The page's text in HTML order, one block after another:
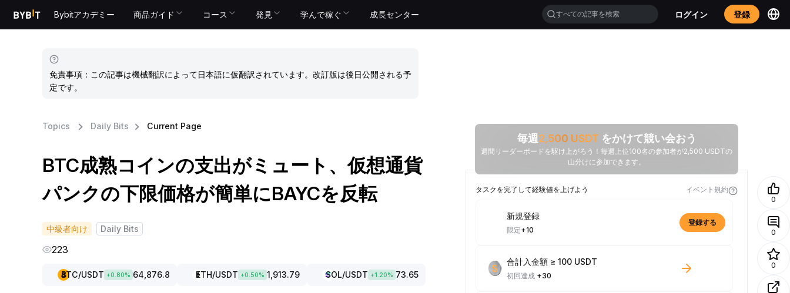
Bybitアカデミー 商品ガイド コース 発見 学んで稼ぐ 成長センター ログイン 登録
免責事項：この記事は機械翻訳によって日本語に仮翻訳されています。改訂版は後日公開される予
定です。
Topics Daily Bits Current Page
BTC成熟コインの支出がミュート、仮想通貨
パンクの下限価格が簡単にBAYCを反転
中級者向け Daily Bits
223
BTC/USDT +0.80% 64,876.8 ETH/USDT +0.50% 1,913.79 SOL/USDT +1.20% 73.65
毎週 2,500 USDT をかけて競い会おう
週間リーダーボードを駆け上がろう！毎週上位100名の参加者が2,500 USDTの
山分けに参加できます。
タスクを完了して経験値を上げよう イベント規約
新規登録
限定+10
登録する
合計入金額 ≥ 100 USDT
初回達成 +30
0
0
0